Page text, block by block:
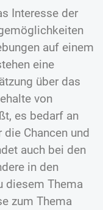
Interesse der
auf einem
eine
über das
von
es bedarf an
Chancen und
auch bei den
in den
diesem Thema
zum Thema